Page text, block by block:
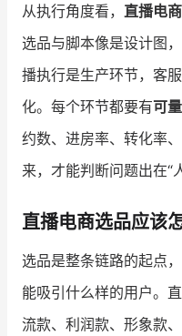
从执行角度看， 直播电
选品与脚本像是设计图
播执行是生产环节，客
化。每个环节都要有可
约数、进房率、转化率
来，才能判断问题出在“
直播电商选品应该
选品是整条链路的起点，
能吸引什么样的用户。
流款、利润款、形象款